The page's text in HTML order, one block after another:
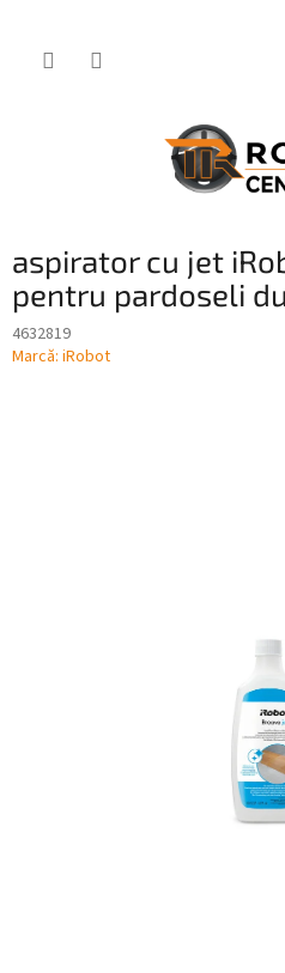
conținut
aspirator cu jet
pentru pardoseli
4632819
Marcă: iRobot